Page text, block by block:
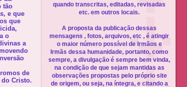
tão
e que
que
o
a
de
Cristo.
quando transcritas, editadas, revisadas
etc. em outros locais.
A proposta da publicação dessas
mensagens , fotos, arquivos, etc , é atingir
o maior número possível de Irmãos e
Irmãs dessa humanidade, portanto, como
sempre, a divulgação é sempre bem vinda,
na condição de que sejam mantidas as
observações propostas pelo próprio site
de origem, ou seja, na íntegra, e citando a